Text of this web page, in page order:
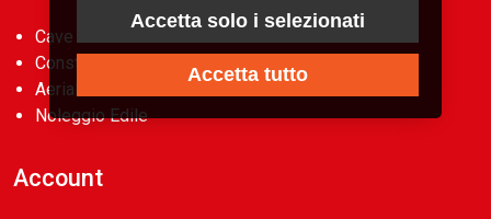
Cave d’Italia
Construction Machinery Database
Aerial Work Platforms Database
Noleggio Edile
Account
Accetta solo i selezionati
Accetta tutto